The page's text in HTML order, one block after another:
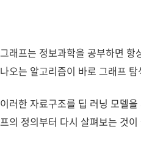
그래프는 정보과학을 공부하면
나오는 알고리즘이 바로 그래프
이러한 자료구조를 딥 러닝 모델
프의 정의부터 다시 살펴보는 것